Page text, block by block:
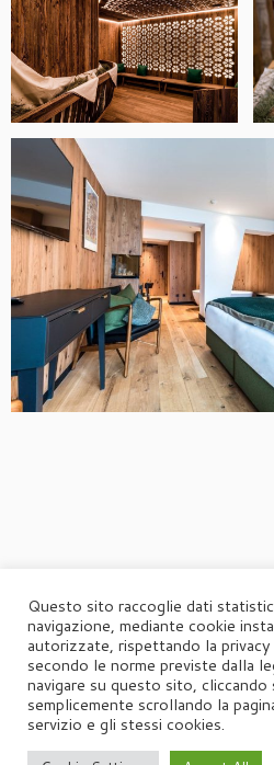
Questo sito raccoglie dati
navigazione, mediante cookie
autorizzate, rispettando la
secondo le norme previste dalla
navigare su questo sito,
semplicemente scrollando la
servizio e gli stessi cookies.